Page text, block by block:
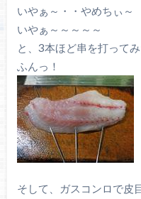
いやぁ～・・やめちぃ～
いやぁ～～～～～
と、3本ほど串を打ってみ
ふんっ！
そして、ガスコンロで皮